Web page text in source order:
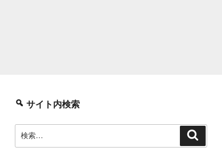
サイト内検索
索: